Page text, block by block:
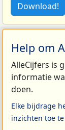
Download!
Help om
AlleCijfers is
informatie
doen.
Elke bijdrage
inzichten toe